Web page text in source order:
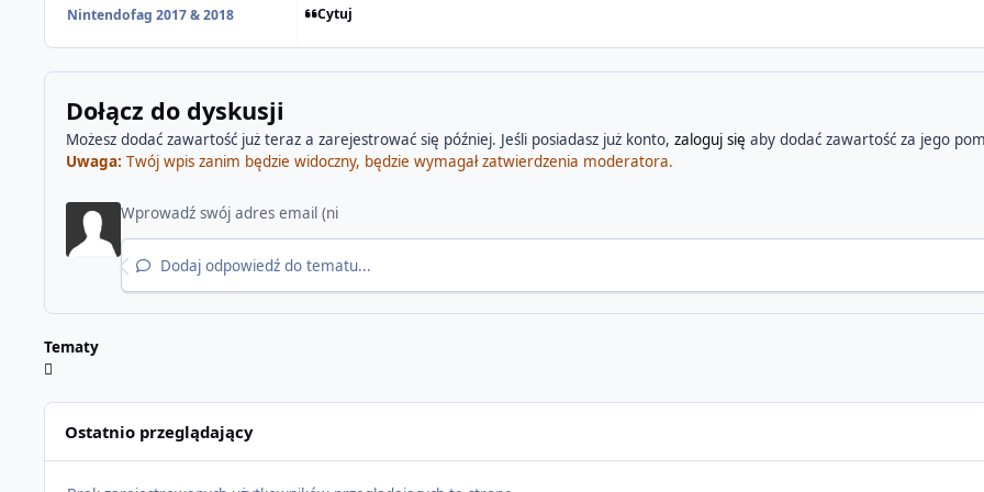
Nintendofag 2017 & 2018 Cytuj
Dołącz do dyskusji
Możesz dodać zawartość już teraz a zarejestrować się później. Jeśli posiadasz już konto, zaloguj się aby dodać zawartość za jego
Uwaga: Twój wpis zanim będzie widoczny, będzie wymagał zatwierdzenia moderatora.
Dodaj odpowiedź do tematu...
Tematy
Ostatnio przeglądający